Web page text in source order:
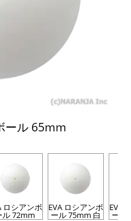
ール 65mm
ロシアンボ
ル 72mm
EVA ロシアンボ
ール 75mm 白
EVA
ール